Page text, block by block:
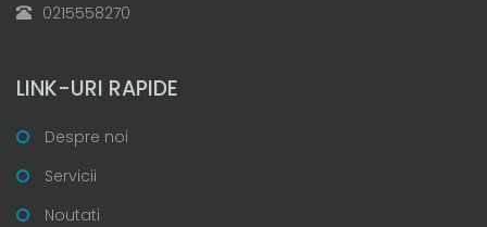
0215558270
LINK-URI RAPIDE
Despre noi
Servicii
Noutati